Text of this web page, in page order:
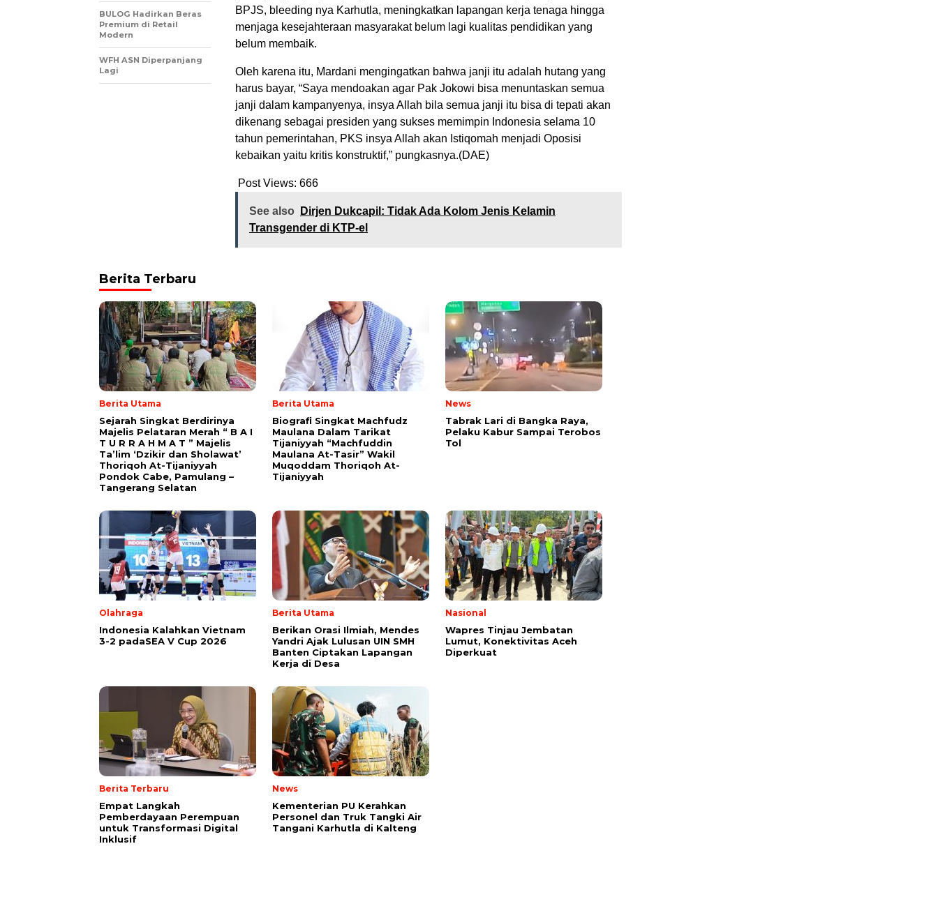
BPJS, bleeding nya Karhutla, meningkatkan lapangan kerja tenaga hingga
menjaga kesejahteraan masyarakat belum lagi kualitas pendidikan yang
belum membaik.
Oleh karena itu, Mardani mengingatkan bahwa janji itu adalah hutang yang
harus bayar, “Saya mendoakan agar Pak Jokowi bisa menuntaskan semua
janji dalam kampanyenya, insya Allah bila semua janji itu bisa di tepati akan
dikenang sebagai presiden yang sukses memimpin Indonesia selama 10
tahun pemerintahan, PKS insya Allah akan Istiqomah menjadi Oposisi
kebaikan yaitu kritis konstruktif,” pungkasnya.(DAE)
Post Views: 666
See also
Dirjen Dukcapil: Tidak Ada Kolom Jenis Kelamin
Transgender di KTP-el
BULOG Hadirkan Beras
Premium di Retail
Modern
WFH ASN Diperpanjang
Lagi
Berita Terbaru
Berita Utama
Sejarah Singkat Berdirinya
Majelis Pelataran Merah “ B A I
T U R R A H M A T ” Majelis
Ta’lim ‘Dzikir dan Sholawat’
Thoriqoh At-Tijaniyyah
Pondok Cabe, Pamulang –
Tangerang Selatan
Berita Utama
Biografi Singkat Machfudz
Maulana Dalam Tarikat
Tijaniyyah “Machfuddin
Maulana At-Tasir” Wakil
Muqoddam Thoriqoh At-
Tijaniyyah
News
Tabrak Lari di Bangka Raya,
Pelaku Kabur Sampai Terobos
Tol
Olahraga
Indonesia Kalahkan Vietnam
3-2 padaSEA V Cup 2026
Berita Utama
Berikan Orasi Ilmiah, Mendes
Yandri Ajak Lulusan UIN SMH
Banten Ciptakan Lapangan
Kerja di Desa
Nasional
Wapres Tinjau Jembatan
Lumut, Konektivitas Aceh
Diperkuat
Berita Terbaru
Empat Langkah
Pemberdayaan Perempuan
untuk Transformasi Digital
Inklusif
News
Kementerian PU Kerahkan
Personel dan Truk Tangki Air
Tangani Karhutla di Kalteng